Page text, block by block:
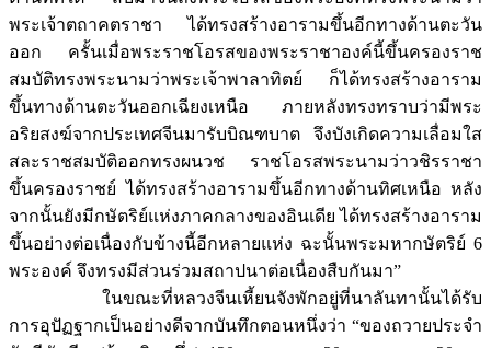
พระเจ้าตถาคตราชา ได้ทรงสร้างอารามขึ้นอีกทางด้านตะวัน
ออก ครั้นเมื่อพระราชโอรสของพระราชาองค์นี้ขึ้นครองราช
สมบัติทรงพระนามว่าพระเจ้าพาลาทิตย์ ก็ได้ทรงสร้างอาราม
ขึ้นทางด้านตะวันออกเฉียงเหนือ ภายหลังทรงทราบว่ามีพระ
อริยสงฆ์จากประเทศจีนมารับบิณฑบาต จึงบังเกิดความเลื่อมใส
สละราชสมบัติออกทรงผนวช ราชโอรสพระนามว่าวชิรราชา
ขึ้นครองราชย์ ได้ทรงสร้างอารามขึ้นอีกทางด้านทิศเหนือ หลัง
จากนั้นยังมีกษัตริย์แห่งภาคกลางของอินเดีย ได้ทรงสร้างอาราม
ขึ้นอย่างต่อเนื่องกับข้างนี้อีกหลายแห่ง ฉะนั้นพระมหากษัตริย์ 6
พระองค์ จึงทรงมีส่วนร่วมสถาปนาต่อเนื่องสืบกันมา”
ในขณะที่หลวงจีนเหี้ยนจังพักอยู่ที่นาลันทานั้นได้รับ
การอุปัฏฐากเป็นอย่างดีจากบันทึกตอนหนึ่งว่า “ของถวายประจำ